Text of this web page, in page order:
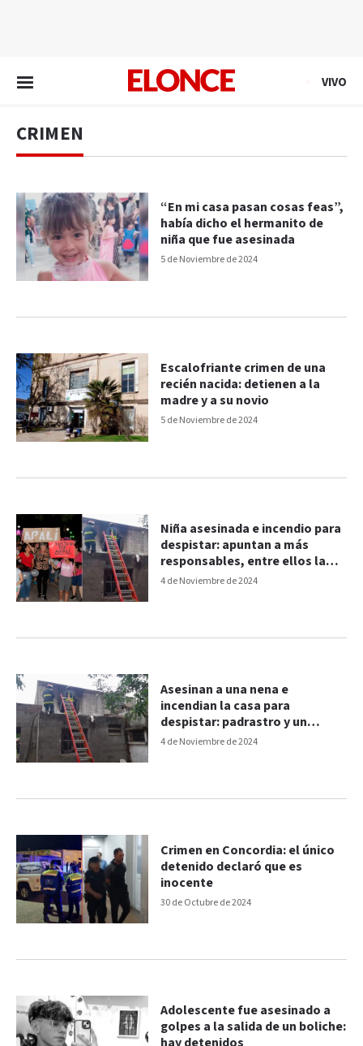
VIVO
CRIMEN
5 de Noviembre de 2024
“En mi casa pasan cosas feas”,
había dicho el hermanito de
niña que fue asesinada
5 de Noviembre de 2024
Escalofriante crimen de una
recién nacida: detienen a la
madre y a su novio
4 de Noviembre de 2024
Niña asesinada e incendio para
despistar: apuntan a más
responsables, entre ellos la
madre
4 de Noviembre de 2024
Asesinan a una nena e
incendian la casa para
despistar: padrastro y un
amigo, detenidos
30 de Octubre de 2024
Crimen en Concordia: el único
detenido declaró que es
inocente
Adolescente fue asesinado a
golpes a la salida de un boliche: